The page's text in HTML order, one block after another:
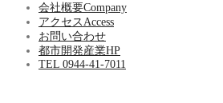
会社概要Company
アクセス Access
お問い合わせ
都市開発産業HP
TEL 0944-41-7011